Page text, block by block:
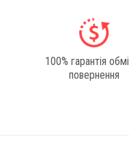
100% гарантія
повернення